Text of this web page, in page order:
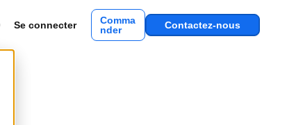
Se connecter
Comma
nder
Contactez-nous